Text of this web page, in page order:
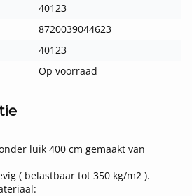
40123
8720039044623
40123
Op voorraad
luik 400 cm gemaakt van
( belastbaar tot 350 kg/m2 ).